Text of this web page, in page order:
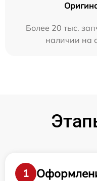
Более 20 тыс.
наличии на
1